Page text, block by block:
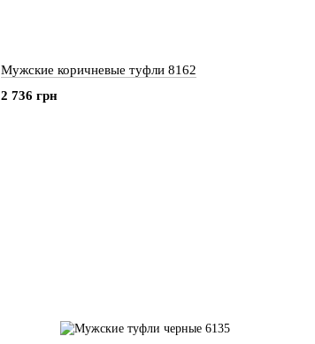
Мужские коричневые туфли 8162
2 736 грн